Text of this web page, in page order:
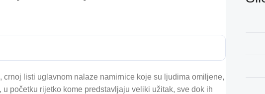
crnoj listi uglavnom nalaze namirnice koje su ljudima omiljene,
početku rijetko kome predstavljaju veliki užitak, sve dok ih